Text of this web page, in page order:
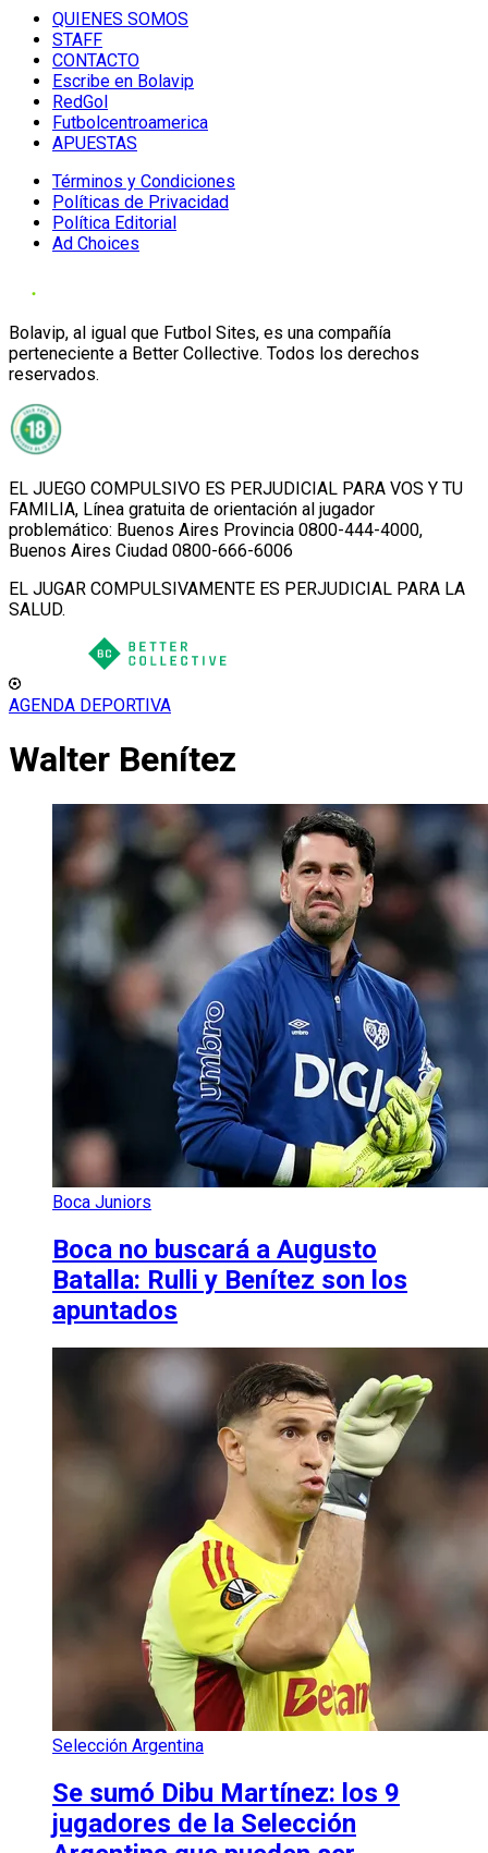
QUIENES SOMOS
STAFF
CONTACTO
Escribe en Bolavip
RedGol
Futbolcentroamerica
APUESTAS
Términos y Condiciones
Políticas de Privacidad
Política Editorial
Ad Choices
Bolavip, al igual que Futbol Sites, es una compañía
perteneciente a Better Collective. Todos los derechos
reservados.
EL JUEGO COMPULSIVO ES PERJUDICIAL PARA VOS Y TU
FAMILIA, Línea gratuita de orientación al jugador
problemático: Buenos Aires Provincia 0800-444-4000,
Buenos Aires Ciudad 0800-666-6006
EL JUGAR COMPULSIVAMENTE ES PERJUDICIAL PARA LA
SALUD.
AGENDA DEPORTIVA
Walter Benítez
Boca Juniors
Boca no buscará a Augusto
Batalla: Rulli y Benítez son los
apuntados
Selección Argentina
Se sumó Dibu Martínez: los 9
jugadores de la Selección